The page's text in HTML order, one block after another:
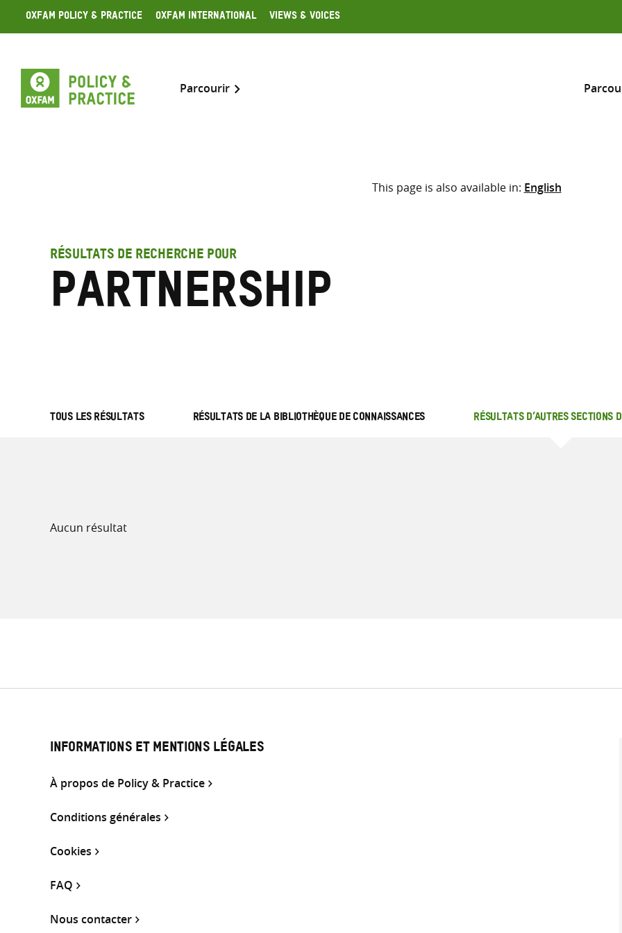
Skip
to
Oxfam Policy & Practice Oxfam International Views & Voices
Parcourir
ressources
Inclure
Sélectionner l’emplacement
This page is also available in: English
RÉSULTATS DE RECHERCHE POUR
partnership
TOUS LES RÉSULTATS RÉSULTATS DE LA BIBLIOTHÈQUE DE CONNAISSANCES RÉSULTATS D’AUTRES SECTIONS
Aucun résultat
INFORMATIONS ET MENTIONS LÉGALES
À propos de Policy & Practice
Conditions générales
Cookies
FAQ
Nous contacter